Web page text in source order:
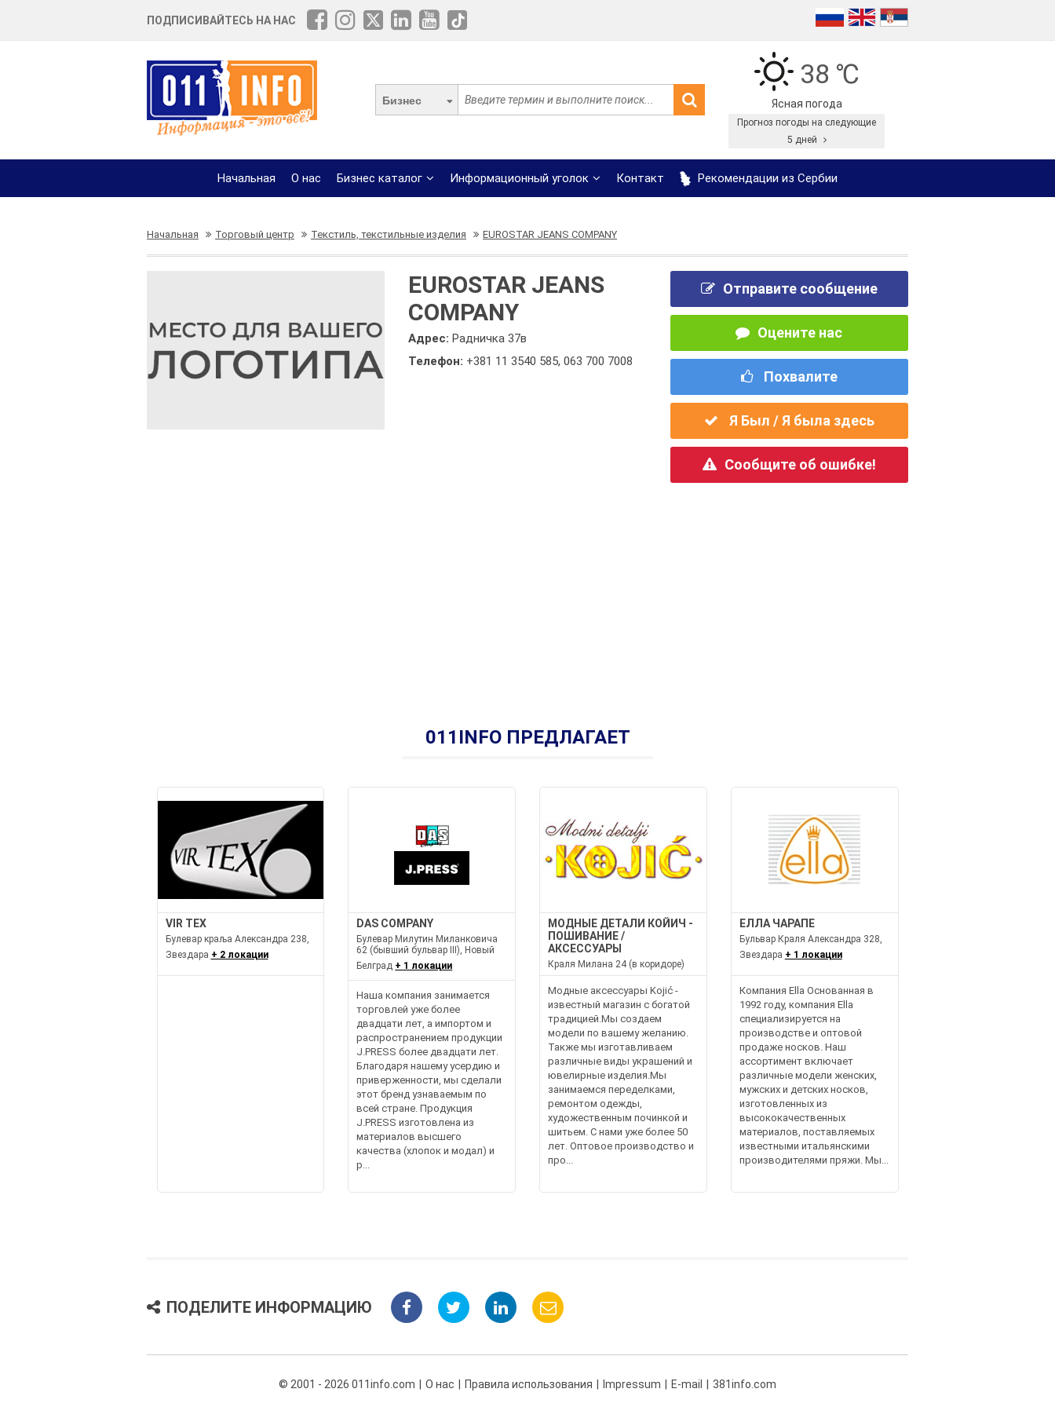
ПОДПИСИВАЙТЕСЬ НА НАС
Бизнес
38 ℃
Ясная погода
Прогноз погоды на следующие
5 дней
Начальная О нас Бизнес каталог Информационный уголок Контакт Рекомендации из Сербии
Начальная Торговый центр Текстиль, текстильные изделия EUROSTAR JEANS COMPANY
EUROSTAR JEANS
COMPANY
Адрес:Радничка 37в
Телефон: +381 11 3540 585,063 700 7008
Отправите сообщение
Оцените нас
Похвалите
Я Был / Я была здесь
Сообщите об ошибке!
011INFO ПРЕДЛАГАЕТ
VIR TEX
Булевар краља Александра 238,
Звездара + 2 локации
DAS COMPANY
Булевар Милутин Миланковича
62 (бывший бульвар III), Новый
Белград + 1 локации
Наша компания занимается
торговлей уже более
двадцати лет, а импортом и
распространением продукции
J.PRESS более двадцати лет.
Благодаря нашему усердию и
приверженности, мы сделали
этот бренд узнаваемым по
всей стране. Продукция
J.PRESS изготовлена из
материалов высшего
качества (хлопок и модал) и
р...
МОДНЫЕ ДЕТАЛИ КОЙИЧ -
ПОШИВАНИЕ /
АКСЕССУАРЫ
Краля Милана 24 (в коридоре)
Модные аксессуары Kojić -
известный магазин с богатой
традицией.Мы создаем
модели по вашему желанию.
Также мы изготавливаем
различные виды украшений и
ювелирные изделия.Мы
занимаемся переделками,
ремонтом одежды,
художественным починкой и
шитьем. С нами уже более 50
лет. Оптовое производство и
про...
ЕЛЛА ЧАРАПЕ
Бульвар Краля Александра 328,
Звездара + 1 локации
Компания Ella Основанная в
1992 году, компания Ella
специализируется на
производстве и оптовой
продаже носков. Наш
ассортимент включает
различные модели женских,
мужских и детских носков,
изготовленных из
высококачественных
материалов, поставляемых
известными итальянскими
производителями пряжи. Мы...
ПОДЕЛИТЕ ИНФОРМАЦИЮ
© 2001 - 2026 011info.com О нас Правила использования Impressum E-mail 381info.com